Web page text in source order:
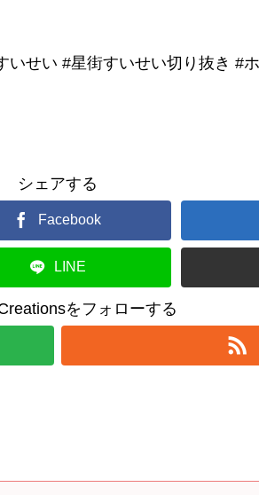
せい #星街すいせい切り抜き #
シェアする
Facebook
LINE
をフォローする